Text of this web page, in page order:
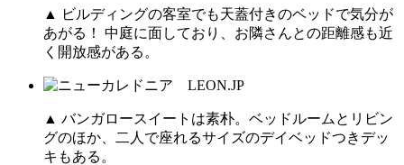
▲ ビルディングの客室でも天蓋付きのベッドで気分が
あがる！ 中庭に面しており、お隣さんとの距離感も近
く開放感がある。
▲ バンガロースイートは素朴。ベッドルームとリビン
グのほか、二人で座れるサイズのデイベッドつきデッ
キもある。